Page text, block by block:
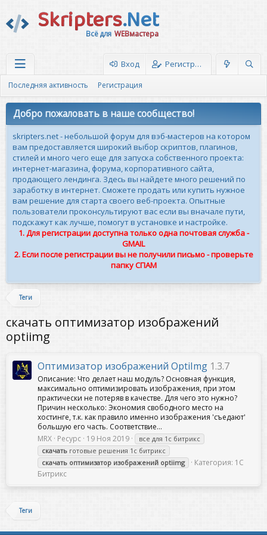
Skripters.Net
Всё для WEBмастера
Вход Регистрация
Последняя активность Регистрация
Добро пожаловать в наше сообщество!
skripters.net - небольшой форум для вэб-мастеров на котором
вам предоставляется широкий выбор скриптов, плагинов,
стилей и много чего еще для запуска собственного проекта:
интернет-магазина, форума, корпоративного сайта,
продающего лендинга. Здесь вы найдете много решений по
заработку в интернет. Сможете продать или купить нужное
вам решение для старта своего веб-проекта. Опытные
пользователи проконсультируют вас если вы вначале пути,
подскажут как лучше, помогут в установке и настройке.
1. Для регистрации доступна только одна почтовая служба -
GMAIL
2. Если после регистрации вы не получили письмо - проверьте
папку СПАМ
Теги
скачать оптимизатор изображений
optiimg
Оптимизатор изображений OptiImg 1.3.7
Описание: Что делает наш модуль? Основная функция,
максимально оптимизировать изображения, при этом
практически не потеряв в качестве. Для чего это нужно?
Причин несколько: Экономия свободного место на
хостинге, т.к. как правило именно изображения 'съедают'
большую его часть. Соответствие...
MRX Ресурс 19 Ноя 2019
все для 1с битрикс
скачать готовые решения 1с битрикс
скачать оптимизатор изображений optiimg Категория: 1С
Битрикс
Теги